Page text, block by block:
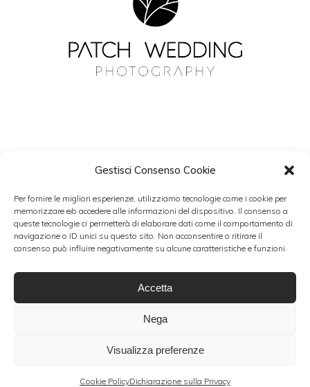
Gestisci Consenso Cookie
Per fornire le migliori esperienze, utilizziamo tecnologie come i cookie per
memorizzare e/o accedere alle informazioni del dispositivo. Il consenso a
queste tecnologie ci permetterà di elaborare dati come il comportamento di
navigazione o ID unici su questo sito. Non acconsentire o ritirare il
consenso può influire negativamente su alcune caratteristiche e funzioni.
Accetta
Nega
Visualizza preferenze
Cookie PolicyDichiarazione sulla Privacy
Resta aggiornato con Patch Wedding.